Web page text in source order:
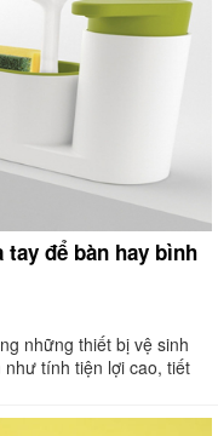
để bàn hay bình
những thiết bị vệ sinh
tính tiện lợi cao, tiết